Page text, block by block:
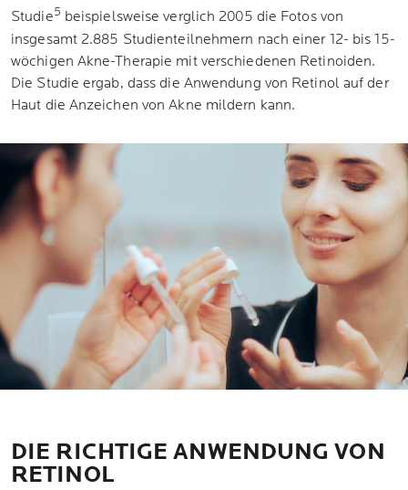
Studie5 beispielsweise verglich 2005 die Fotos von
insgesamt 2.885 Studienteilnehmern nach einer 12- bis 15-
wöchigen Akne-Therapie mit verschiedenen Retinoiden.
Die Studie ergab, dass die Anwendung von Retinol auf der
Haut die Anzeichen von Akne mildern kann.
DIE RICHTIGE ANWENDUNG VON
RETINOL